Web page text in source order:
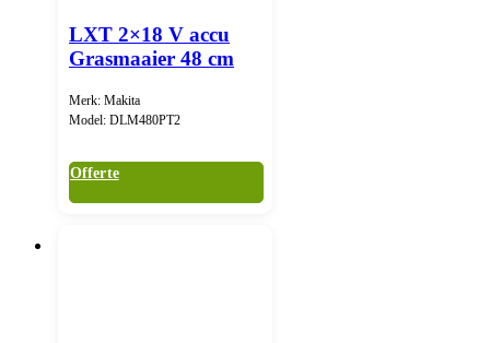
LXT 2×18 V accu
Grasmaaier 48 cm
Merk: Makita
Model: DLM480PT2
Offerte